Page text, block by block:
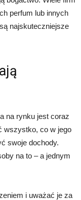
perfum lub innych
najskuteczniejsze
na rynku jest coraz
wszystko, co w jego
swoje dochody.
na to – a jednym
i uważać je za